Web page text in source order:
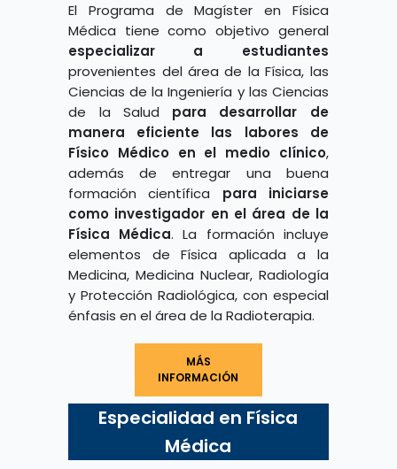
El Programa de Magíster en Física
Médica tiene como objetivo general
especializar a estudiantes
provenientes del área de la Física, las
Ciencias de la Ingeniería y las Ciencias
de la Salud para desarrollar de
manera eficiente las labores de
Físico Médico en el medio clínico,
además de entregar una buena
formación científica para iniciarse
como investigador en el área de la
Física Médica. La formación incluye
elementos de Física aplicada a la
Medicina, Medicina Nuclear, Radiología
y Protección Radiológica, con especial
énfasis en el área de la Radioterapia.
MÁS
INFORMACIÓN
Especialidad en Física
Médica